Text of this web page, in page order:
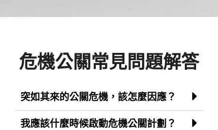
危機公關常見問題解答
突如其來的公關危機，該怎麼因應？
我應該什麼時候啟動危機公關計劃？